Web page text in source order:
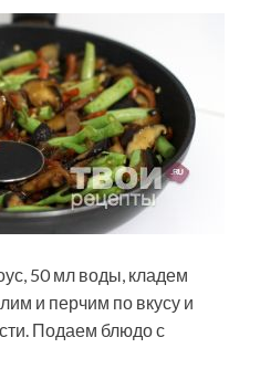
50 мл воды, кладем
и перчим по вкусу и
Подаем блюдо с